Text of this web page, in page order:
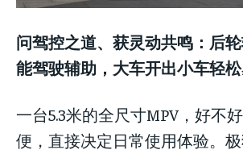
问驾控之道、获灵动共鸣：后
能驾驶辅助，大车开出小车轻
一台5.3米的全尺寸MPV，好不
便，直接决定日常使用体验。